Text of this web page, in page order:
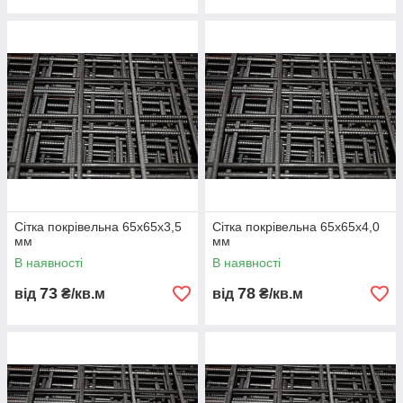
3️⃣ Калібрування та контроль геометрії.
4️⃣ За потреби — оцинковка або фарбування.
📌 У результаті утворюється міцне та точне полотно, готове
до укладання в бетон або кладку.
🏗️Застосування армувальної сітки
Армування кладки та штукатурних шарів
Дорожнє будівництво, тротуари, бордюри
📌 Кладочна сітка запобігає утворенню тріщин і збільшує
Показник Кладочна Армувальна
Зварна
Сітка покрівельна 65х65х3,5
мм
В наявності
від 73 ₴/кв.м
Сітка покрівельна 65х65х4,0
мм
В наявності
від 78 ₴/кв.м